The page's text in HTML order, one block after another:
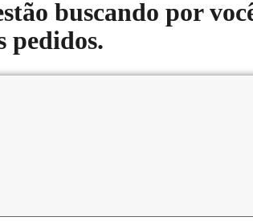
buscando por
pedidos.